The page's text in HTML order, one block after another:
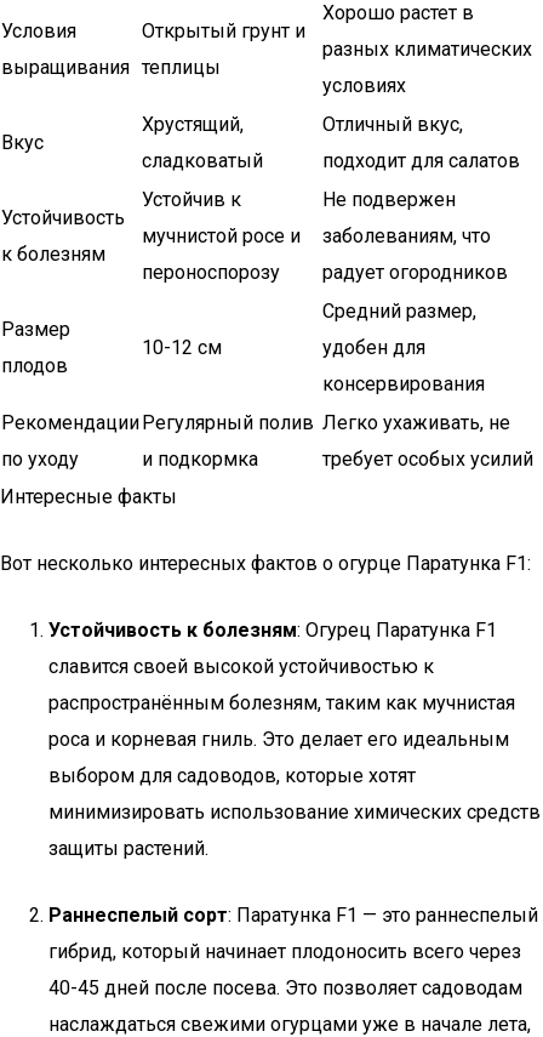
Условия
выращивания
Открытый грунт и
теплицы
Хорошо растет в
разных климатических
условиях
Вкус
Хрустящий,
сладковатый
Отличный вкус,
подходит для салатов
Устойчивость
к болезням
Устойчив к
мучнистой росе и
пероноспорозу
Не подвержен
заболеваниям, что
радует огородников
Размер
плодов
10-12 см
Средний размер,
удобен для
консервирования
Рекомендации
по уходу
Регулярный полив
и подкормка
Легко ухаживать, не
требует особых усилий
Интересные факты
Вот несколько интересных фактов о огурце Паратунка F1:
Устойчивость к болезням: Огурец Паратунка F1
славится своей высокой устойчивостью к
распространённым болезням, таким как мучнистая
роса и корневая гниль. Это делает его идеальным
выбором для садоводов, которые хотят
минимизировать использование химических средств
защиты растений.
Раннеспелый сорт: Паратунка F1 — это раннеспелый
гибрид, который начинает плодоносить всего через
40-45 дней после посева. Это позволяет садоводам
наслаждаться свежими огурцами уже в начале лета,